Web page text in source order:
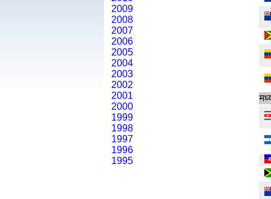
2009
2008
2007
2006
2005
2004
2003
2002
2001
2000
1999
1998
1997
1996
1995